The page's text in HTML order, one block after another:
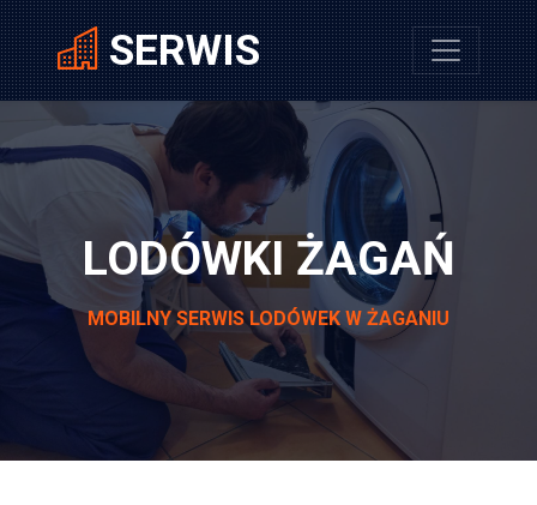
SERWIS
LODÓWKI ŻAGAŃ
MOBILNY SERWIS LODÓWEK W ŻAGANIU